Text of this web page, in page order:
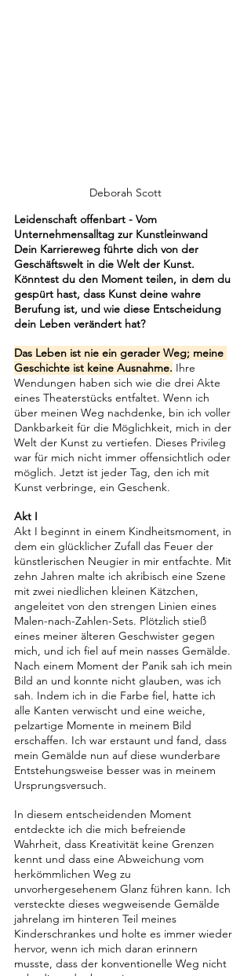
Deborah Scott
Leidenschaft offenbart - Vom
Unternehmensalltag zur Kunstleinwand
Dein Karriereweg führte dich von der
Geschäftswelt in die Welt der Kunst.
Könntest du den Moment teilen, in dem du
gespürt hast, dass Kunst deine wahre
Berufung ist, und wie diese Entscheidung
dein Leben verändert hat?
Das Leben ist nie ein gerader Weg; meine
Geschichte ist keine Ausnahme. Ihre
Wendungen haben sich wie die drei Akte
eines Theaterstücks entfaltet. Wenn ich
über meinen Weg nachdenke, bin ich voller
Dankbarkeit für die Möglichkeit, mich in der
Welt der Kunst zu vertiefen. Dieses Privileg
war für mich nicht immer offensichtlich oder
möglich. Jetzt ist jeder Tag, den ich mit
Kunst verbringe, ein Geschenk.
Akt I
Akt I beginnt in einem Kindheitsmoment, in
dem ein glücklicher Zufall das Feuer der
künstlerischen Neugier in mir entfachte. Mit
zehn Jahren malte ich akribisch eine Szene
mit zwei niedlichen kleinen Kätzchen,
angeleitet von den strengen Linien eines
Malen-nach-Zahlen-Sets. Plötzlich stieß
eines meiner älteren Geschwister gegen
mich, und ich fiel auf mein nasses Gemälde.
Nach einem Moment der Panik sah ich mein
Bild an und konnte nicht glauben, was ich
sah. Indem ich in die Farbe fiel, hatte ich
alle Kanten verwischt und eine weiche,
pelzartige Momente in meinem Bild
erschaffen. Ich war erstaunt und fand, dass
mein Gemälde nun auf diese wunderbare
Entstehungsweise besser was in meinem
Ursprungsversuch.
In diesem entscheidenden Moment
entdeckte ich die mich befreiende
Wahrheit, dass Kreativität keine Grenzen
kennt und dass eine Abweichung vom
herkömmlichen Weg zu
unvorhergesehenem Glanz führen kann. Ich
versteckte dieses wegweisende Gemälde
jahrelang im hinteren Teil meines
Kinderschrankes und holte es immer wieder
hervor, wenn ich mich daran erinnern
musste, dass der konventionelle Weg nicht